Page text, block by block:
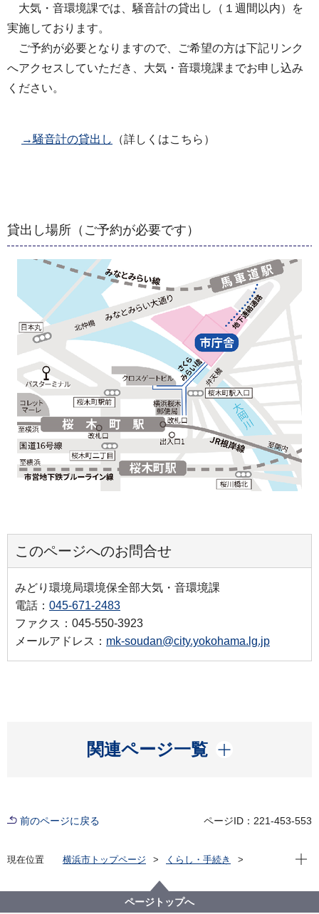
大気・音環境課では、騒音計の貸出し（１週間以内）を
実施しております。
ご予約が必要となりますので、ご希望の方は下記リンク
へアクセスしていただき、大気・音環境課までお申し込み
ください。
→騒音計の貸出し （詳しくはこちら）
貸出し場所（ご予約が必要です）
このページへのお問合せ
みどり環境局環境保全部大気・音環境課
電話： 045-671-2483
ファクス：045-550-3923
メールアドレス： mk-soudan@city.yokohama.lg.jp
関連ページ一覧
開く
前のページに戻る ページID：221-453-553
現在位置 横浜市トップページ
くらし・手続き
生活騒音
現在
ページトップへ